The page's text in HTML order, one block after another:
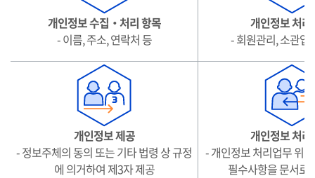
시
개인정보 수집‧처리 항목
- 이름, 주소, 연락처 등
개인정보 처리
- 회원관리, 소관업
개인정보 제공
- 정보주체의 동의 또는 기타 법령 상 규정
에 의거하여 제3자 제공
개인정보 처리
- 개인정보 처리업무 위
필수사항을 문서로